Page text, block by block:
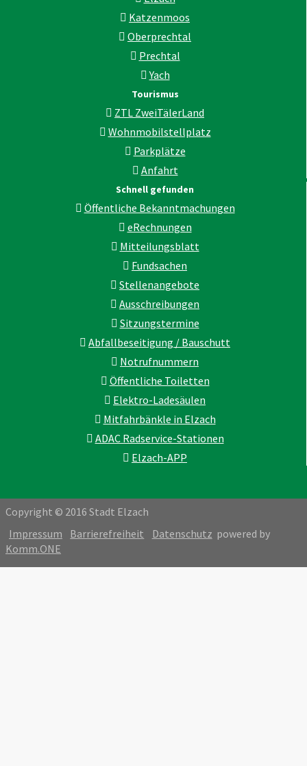
Katzenmoos
Oberprechtal
Prechtal
Yach
Tourismus
ZTL ZweiTälerLand
Wohnmobilstellplatz
Parkplätze
Anfahrt
Schnell gefunden
Öffentliche Bekanntmachungen
eRechnungen
Mitteilungsblatt
Fundsachen
Stellenangebote
Ausschreibungen
Sitzungstermine
Abfallbeseitigung / Bauschutt
Notrufnummern
Öffentliche Toiletten
Elektro-Ladesäulen
Mitfahrbänkle in Elzach
ADAC Radservice-Stationen
Elzach-APP
Copyright © 2016 Stadt Elzach
Impressum
Barrierefreiheit Datenschutz powered by
Komm.ONE